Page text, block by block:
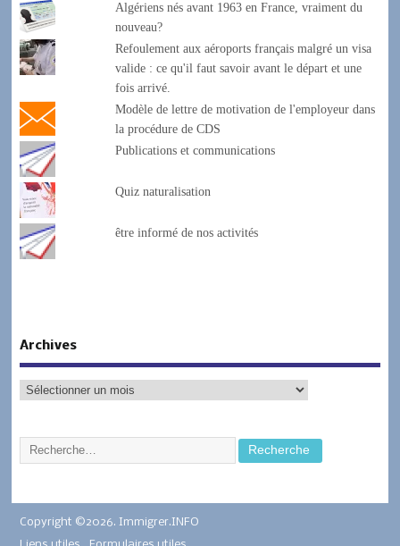
Algériens nés avant 1963 en France, vraiment du
nouveau?
Refoulement aux aéroports français malgré un visa
valide : ce qu'il faut savoir avant le départ et une
fois arrivé.
Modèle de lettre de motivation de l'employeur dans
la procédure de CDS
Publications et communications
Quiz naturalisation
être informé de nos activités
Archives
Copyright ©2026. Immigrer.INFO